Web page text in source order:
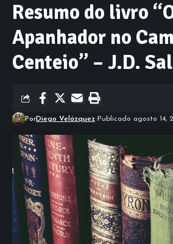
Resumo do livro
Apanhador no
Centeio” – J.D.
PorDiego Velázquez Publicado agosto 14,